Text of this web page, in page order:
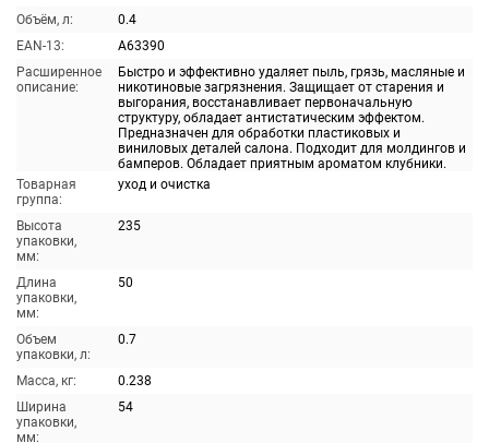
Объём, л:
0.4
EAN-13:
A63390
Расширенное
описание:
Быстро и эффективно удаляет пыль, грязь, масляные и
никотиновые загрязнения. Защищает от старения и
выгорания, восстанавливает первоначальную
структуру, обладает антистатическим эффектом.
Предназначен для обработки пластиковых и
виниловых деталей салона. Подходит для молдингов и
бамперов. Обладает приятным ароматом клубники.
Товарная
группа:
уход и очистка
Высота
упаковки,
мм:
235
Длина
упаковки,
мм:
50
Объем
упаковки, л:
0.7
Масса, кг:
0.238
Ширина
упаковки,
мм:
54